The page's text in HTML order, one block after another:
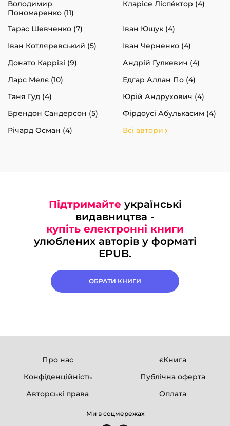
Володимир
Пономаренко (11)
Кларісе Ліспéктор (4)
Тарас Шевченко (7)
Іван Ющук (4)
Іван Котляревський (5)
Іван Черненко (4)
Донато Каррізі (9)
Андрій Гулкевич (4)
Ларс Мелє (10)
Едгар Аллан По (4)
Таня Гуд (4)
Юрій Андрухович (4)
Брендон Сандерсон (5)
Фірдоусі Абулькасим (4)
Річард Осман (4)
Всі автори
Підтримайте українські
видавництва -
купіть електронні книги
улюблених авторів у форматі
EPUB.
ОБРАТИ КНИГИ
Про нас
єКнига
Конфіденційність
Публічна оферта
Авторські права
Оплата
Ми в соцмережах